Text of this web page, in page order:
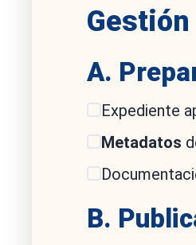
A.
Expediente
Metadatos
B.